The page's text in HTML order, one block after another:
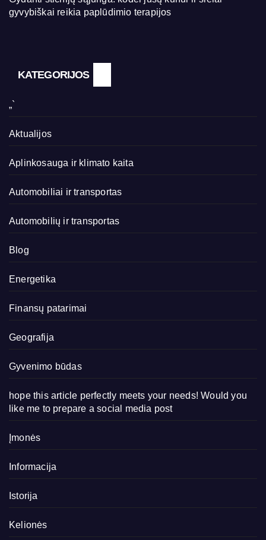
gyvybiškai reikia paplūdimio terapijos
KATEGORIJOS
„`
Aktualijos
Aplinkosauga ir klimato kaita
Automobiliai ir transportas
Automobilių ir transportas
Blog
Energetika
Finansų patarimai
Geografija
Gyvenimo būdas
hope this article perfectly meets your needs! Would you
like me to prepare a social media post
Įmonės
Informacija
Istorija
Kelionės